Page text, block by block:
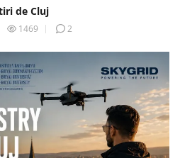
de Cluj
1469 2